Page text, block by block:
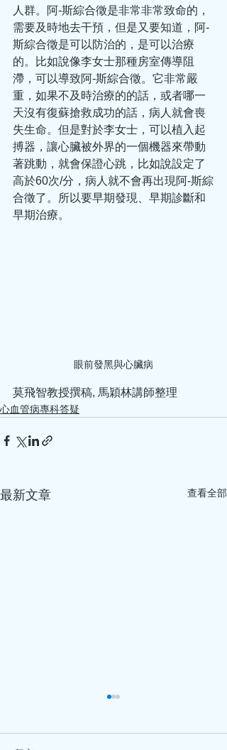
人群。阿-斯綜合徵是非常非常致命的，
需要及時地去干預，但是又要知道，阿-
斯綜合徵是可以防治的，是可以治療
的。比如說像李女士那種房室傳導阻
滯，可以導致阿-斯綜合徵。它非常嚴
重，如果不及時治療的的話，或者哪一
天沒有復蘇搶救成功的話，病人就會喪
失生命。但是對於李女士，可以植入起
搏器，讓心臟被外界的一個機器來帶動
著跳動，就會保證心跳，比如說設定了
高於60次/分，病人就不會再出現阿-斯綜
合徵了。所以要早期發現、早期診斷和
早期治療。
眼前發黑與心臟病
莫飛智教授撰稿, 馬穎林講師整理
心血管病專科答疑
最新文章 查看全部